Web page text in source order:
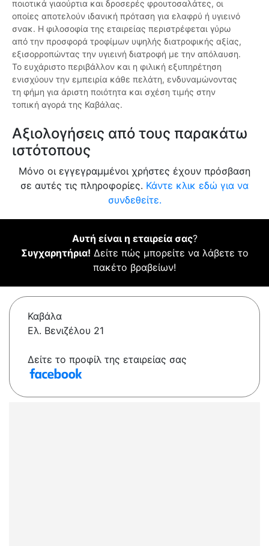
ποιοτικά γιαούρτια και δροσερές φρουτοσαλάτες, οι
οποίες αποτελούν ιδανική πρόταση για ελαφρύ ή υγιεινό
σνακ. Η φιλοσοφία της εταιρείας περιστρέφεται γύρω
από την προσφορά τροφίμων υψηλής διατροφικής αξίας,
εξισορροπώντας την υγιεινή διατροφή με την απόλαυση.
Το ευχάριστο περιβάλλον και η φιλική εξυπηρέτηση
ενισχύουν την εμπειρία κάθε πελάτη, ενδυναμώνοντας
τη φήμη για άριστη ποιότητα και σχέση τιμής στην
τοπική αγορά της Καβάλας.
Αξιολογήσεις από τους παρακάτω
ιστότοπους
Μόνο οι εγγεγραμμένοι χρήστες έχουν πρόσβαση
σε αυτές τις πληροφορίες. Κάντε κλικ εδώ για να
συνδεθείτε.
Αυτή είναι η εταιρεία σας?
Συγχαρητήρια! Δείτε πώς μπορείτε να λάβετε το
πακέτο βραβείων!
Καβάλα
Ελ. Βενιζέλου 21
Δείτε το προφίλ της εταιρείας σας